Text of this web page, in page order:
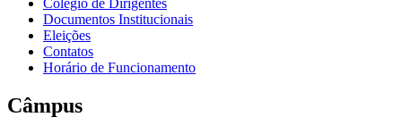
Colégio de Dirigentes
Documentos Institucionais
Eleições
Contatos
Horário de Funcionamento
Câmpus